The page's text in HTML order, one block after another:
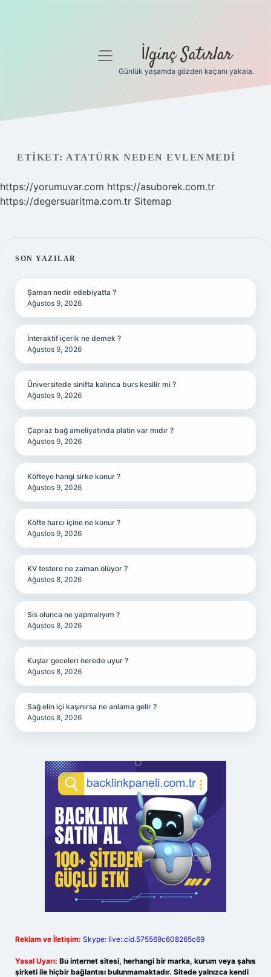
Gizlilik Politikası
menüyü
İlginç Satırlar
Günlük yaşamda gözden kaçanı yakala.
ETIKET: ATATÜRK NEDEN EVLENMEDI
https://yorumuvar.com https://asuborek.com.tr
https://degersuaritma.com.tr Sitemap
SIDEBAR
SON YAZILAR
Şaman nedir edebiyatta ?
Ağustos 9, 2026
İnteraktif içerik ne demek ?
Ağustos 9, 2026
Üniversitede sinifta kalınca burs kesilir mi ?
Ağustos 9, 2026
Çapraz bağ ameliyatında platin var mıdır ?
Ağustos 9, 2026
Köfteye hangi sirke konur ?
Ağustos 9, 2026
Köfte harcı içine ne konur ?
Ağustos 9, 2026
KV testere ne zaman ölüyor ?
Ağustos 8, 2026
Sis olunca ne yapmalıyım ?
Ağustos 8, 2026
Kuşlar geceleri nerede uyur ?
Ağustos 8, 2026
Sağ elin içi kaşınırsa ne anlama gelir ?
Ağustos 8, 2026
Reklam ve İletişim: Skype: live:.cid.575569c608265c69
Yasal Uyarı: Bu internet sitesi, herhangi bir marka, kurum veya şahıs
şirketi ile hiçbir bağlantısı bulunmamaktadır. Sitede yalnızca kendi